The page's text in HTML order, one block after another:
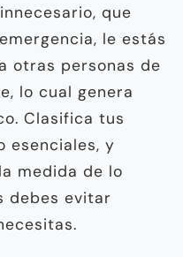
que
le estás
otras personas de
lo cual genera
Clasifica tus
esenciales, y
medida de lo
debes evitar